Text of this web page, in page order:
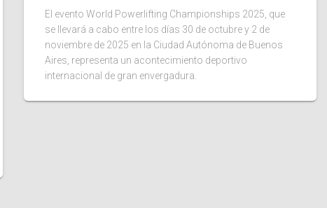
El evento World Powerlifting Championships 2025, que
se llevará a cabo entre los días 30 de octubre y 2 de
noviembre de 2025 en la Ciudad Autónoma de Buenos
Aires, representa un acontecimiento deportivo
internacional de gran envergadura.